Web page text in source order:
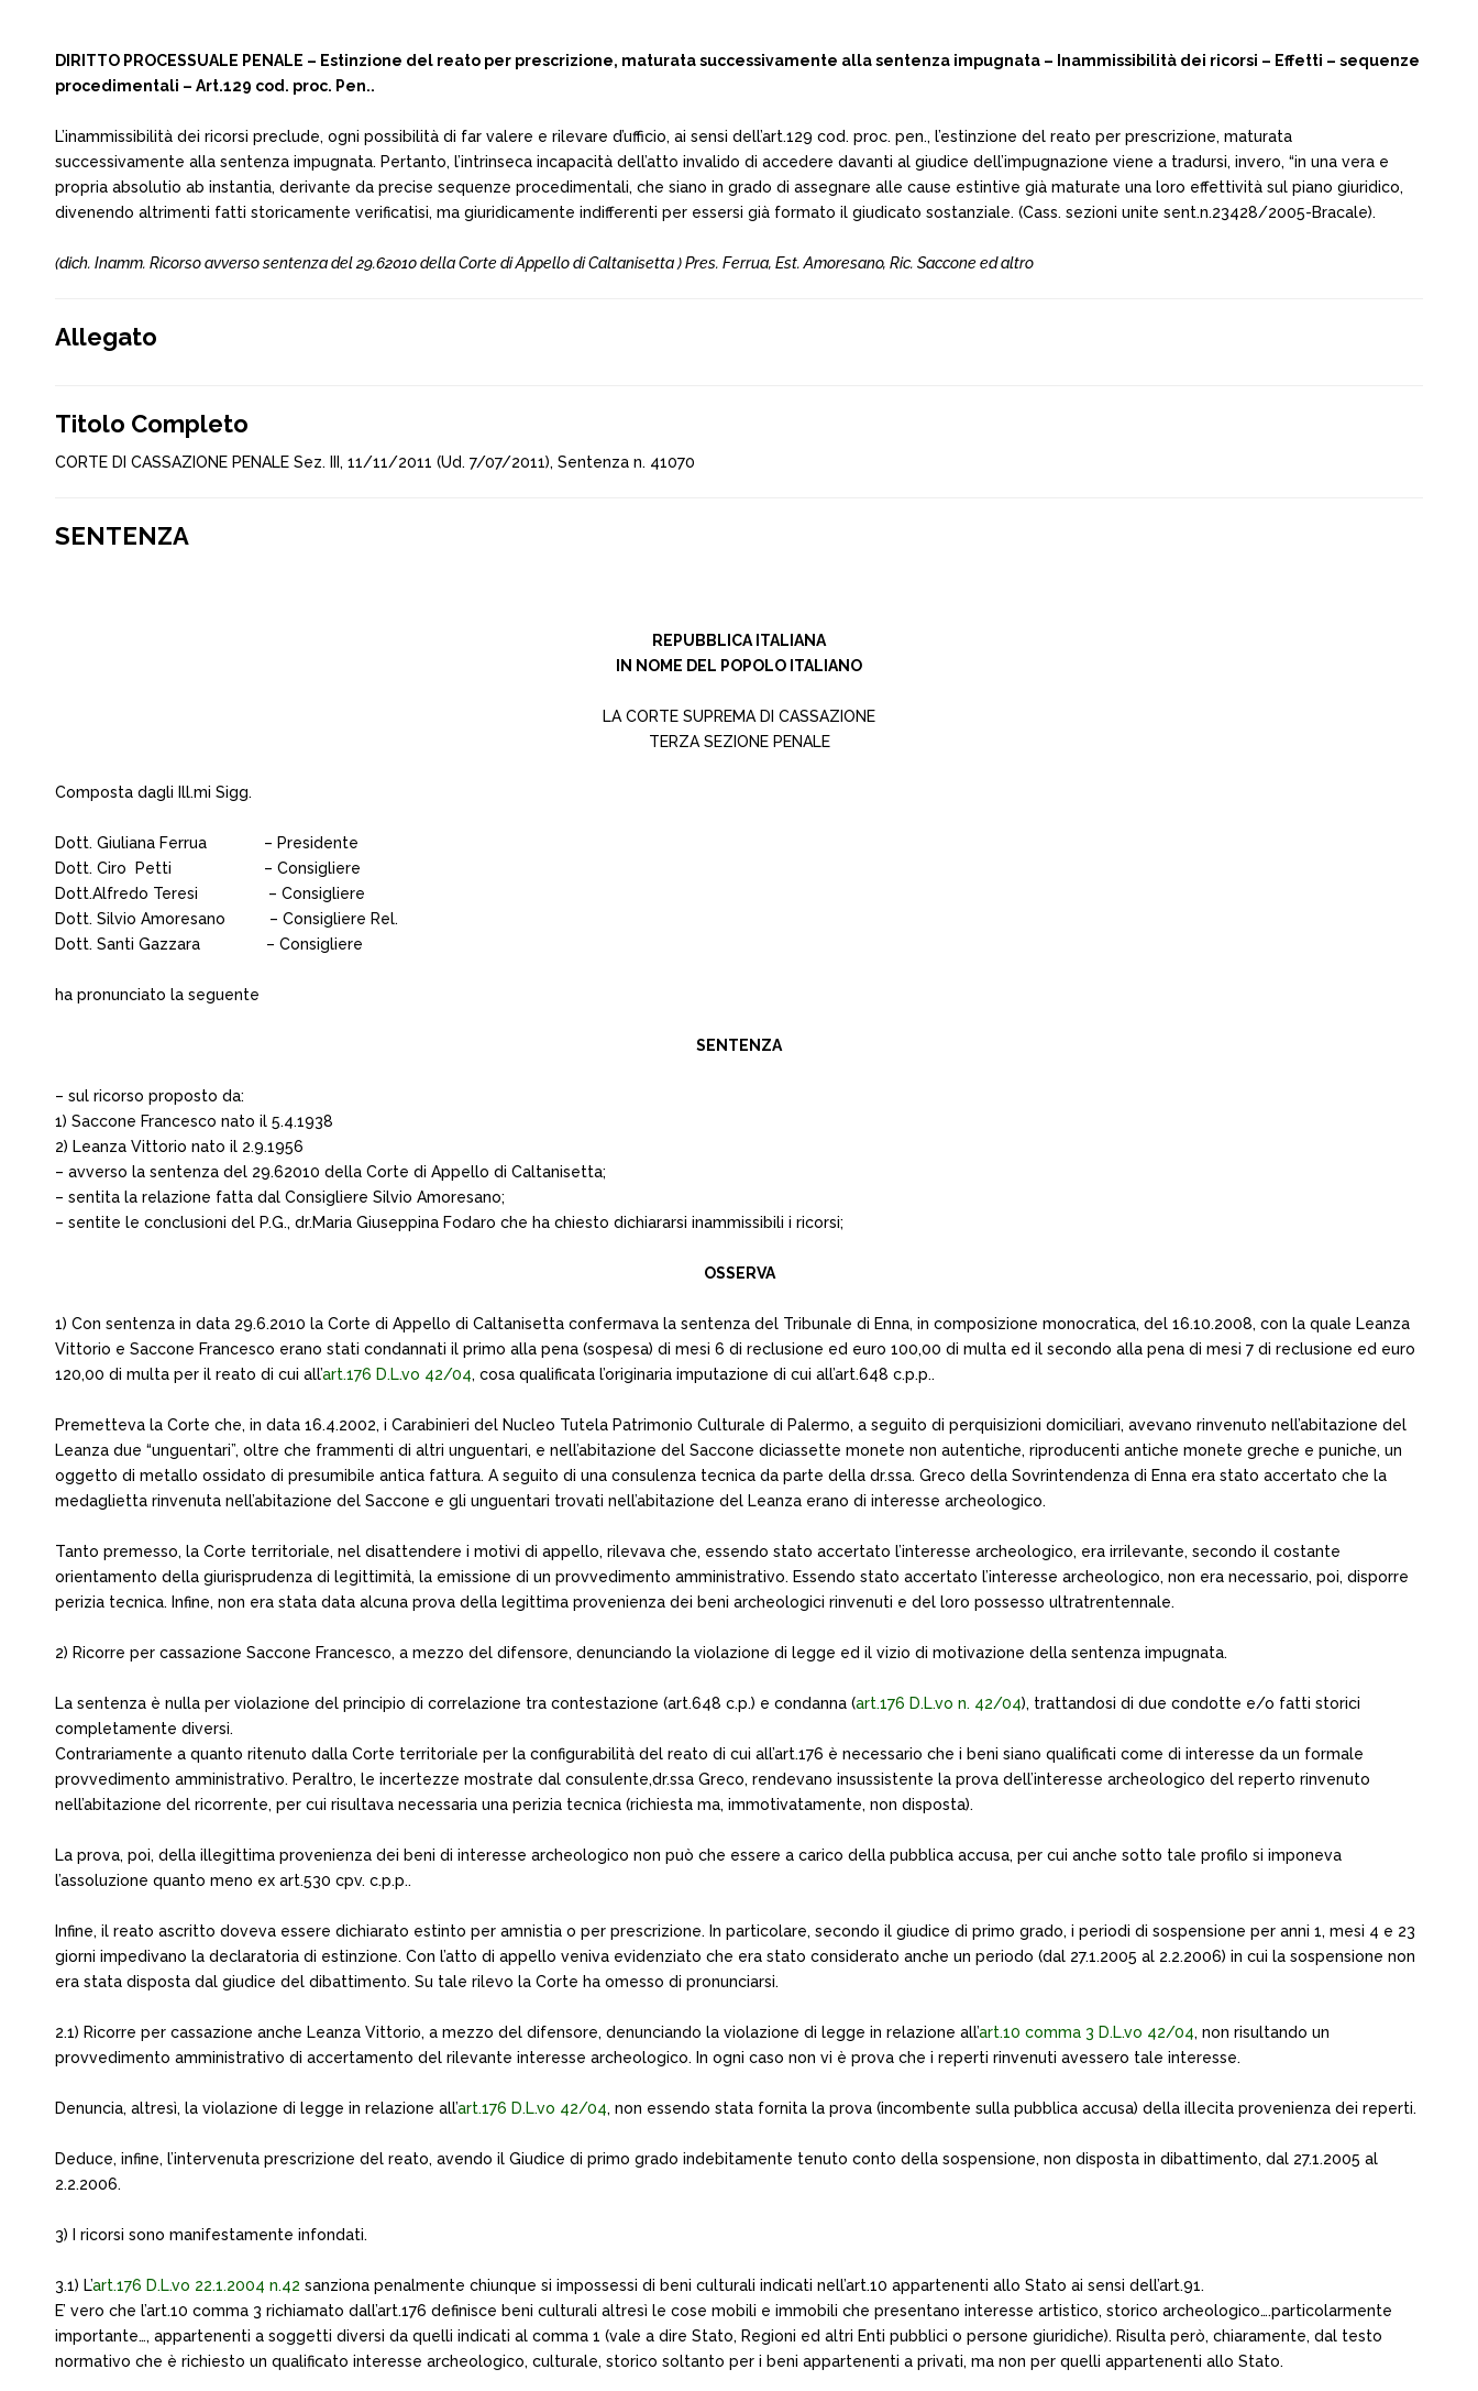
DIRITTO PROCESSUALE PENALE – Estinzione del reato per prescrizione, maturata successivamente alla sentenza impugnata – Inammissibilità dei ricorsi – Effetti – sequenze
procedimentali – Art.129 cod. proc. Pen..
L’inammissibilità dei ricorsi preclude, ogni possibilità di far valere e rilevare d’ufficio, ai sensi dell’art.129 cod. proc. pen., l’estinzione del reato per prescrizione, maturata
successivamente alla sentenza impugnata. Pertanto, l’intrinseca incapacità dell’atto invalido di accedere davanti al giudice dell’impugnazione viene a tradursi, invero, “in una vera e
propria absolutio ab instantia, derivante da precise sequenze procedimentali, che siano in grado di assegnare alle cause estintive già maturate una loro effettività sul piano giuridico,
divenendo altrimenti fatti storicamente verificatisi, ma giuridicamente indifferenti per essersi già formato il giudicato sostanziale. (Cass. sezioni unite sent.n.23428/2005-Bracale).
(dich. Inamm. Ricorso avverso sentenza del 29.62010 della Corte di Appello di Caltanisetta ) Pres. Ferrua, Est. Amoresano, Ric. Saccone ed altro
Allegato
Titolo Completo
CORTE DI CASSAZIONE PENALE Sez. III, 11/11/2011 (Ud. 7/07/2011), Sentenza n. 41070
SENTENZA
REPUBBLICA ITALIANA
IN NOME DEL POPOLO ITALIANO
LA CORTE SUPREMA DI CASSAZIONE
TERZA SEZIONE PENALE
Composta dagli Ill.mi Sigg.
Dott. Giuliana Ferrua – Presidente
Dott. Ciro Petti – Consigliere
Dott.Alfredo Teresi – Consigliere
Dott. Silvio Amoresano – Consigliere Rel.
Dott. Santi Gazzara – Consigliere
ha pronunciato la seguente
SENTENZA
– sul ricorso proposto da:
1) Saccone Francesco nato il 5.4.1938
2) Leanza Vittorio nato il 2.9.1956
– avverso la sentenza del 29.62010 della Corte di Appello di Caltanisetta;
– sentita la relazione fatta dal Consigliere Silvio Amoresano;
– sentite le conclusioni del P.G., dr.Maria Giuseppina Fodaro che ha chiesto dichiararsi inammissibili i ricorsi;
OSSERVA
1) Con sentenza in data 29.6.2010 la Corte di Appello di Caltanisetta confermava la sentenza del Tribunale di Enna, in composizione monocratica, del 16.10.2008, con la quale Leanza
Vittorio e Saccone Francesco erano stati condannati il primo alla pena (sospesa) di mesi 6 di reclusione ed euro 100,00 di multa ed il secondo alla pena di mesi 7 di reclusione ed euro
120,00 di multa per il reato di cui all’art.176 D.L.vo 42/04, cosa qualificata l’originaria imputazione di cui all’art.648 c.p.p..
Premetteva la Corte che, in data 16.4.2002, i Carabinieri del Nucleo Tutela Patrimonio Culturale di Palermo, a seguito di perquisizioni domiciliari, avevano rinvenuto nell’abitazione del
Leanza due “unguentari”, oltre che frammenti di altri unguentari, e nell’abitazione del Saccone diciassette monete non autentiche, riproducenti antiche monete greche e puniche, un
oggetto di metallo ossidato di presumibile antica fattura. A seguito di una consulenza tecnica da parte della dr.ssa. Greco della Sovrintendenza di Enna era stato accertato che la
medaglietta rinvenuta nell’abitazione del Saccone e gli unguentari trovati nell’abitazione del Leanza erano di interesse archeologico.
Tanto premesso, la Corte territoriale, nel disattendere i motivi di appello, rilevava che, essendo stato accertato l’interesse archeologico, era irrilevante, secondo il costante
orientamento della giurisprudenza di legittimità, la emissione di un provvedimento amministrativo. Essendo stato accertato l’interesse archeologico, non era necessario, poi, disporre
perizia tecnica. Infine, non era stata data alcuna prova della legittima provenienza dei beni archeologici rinvenuti e del loro possesso ultratrentennale.
2) Ricorre per cassazione Saccone Francesco, a mezzo del difensore, denunciando la violazione di legge ed il vizio di motivazione della sentenza impugnata.
La sentenza è nulla per violazione del principio di correlazione tra contestazione (art.648 c.p.) e condanna (art.176 D.L.vo n. 42/04), trattandosi di due condotte e/o fatti storici
completamente diversi.
Contrariamente a quanto ritenuto dalla Corte territoriale per la configurabilità del reato di cui all’art.176 è necessario che i beni siano qualificati come di interesse da un formale
provvedimento amministrativo. Peraltro, le incertezze mostrate dal consulente,dr.ssa Greco, rendevano insussistente la prova dell’interesse archeologico del reperto rinvenuto
nell’abitazione del ricorrente, per cui risultava necessaria una perizia tecnica (richiesta ma, immotivatamente, non disposta).
La prova, poi, della illegittima provenienza dei beni di interesse archeologico non può che essere a carico della pubblica accusa, per cui anche sotto tale profilo si imponeva
l’assoluzione quanto meno ex art.530 cpv. c.p.p..
Infine, il reato ascritto doveva essere dichiarato estinto per amnistia o per prescrizione. In particolare, secondo il giudice di primo grado, i periodi di sospensione per anni 1, mesi 4 e 23
giorni impedivano la declaratoria di estinzione. Con l’atto di appello veniva evidenziato che era stato considerato anche un periodo (dal 27.1.2005 al 2.2.2006) in cui la sospensione non
era stata disposta dal giudice del dibattimento. Su tale rilevo la Corte ha omesso di pronunciarsi.
2.1) Ricorre per cassazione anche Leanza Vittorio, a mezzo del difensore, denunciando la violazione di legge in relazione all’art.10 comma 3 D.L.vo 42/04, non risultando un
provvedimento amministrativo di accertamento del rilevante interesse archeologico. In ogni caso non vi è prova che i reperti rinvenuti avessero tale interesse.
Denuncia, altresì, la violazione di legge in relazione all’art.176 D.L.vo 42/04, non essendo stata fornita la prova (incombente sulla pubblica accusa) della illecita provenienza dei reperti.
Deduce, infine, l’intervenuta prescrizione del reato, avendo il Giudice di primo grado indebitamente tenuto conto della sospensione, non disposta in dibattimento, dal 27.1.2005 al
2.2.2006.
3) I ricorsi sono manifestamente infondati.
3.1) L’art.176 D.L.vo 22.1.2004 n.42 sanziona penalmente chiunque si impossessi di beni culturali indicati nell’art.10 appartenenti allo Stato ai sensi dell’art.91.
E’ vero che l’art.10 comma 3 richiamato dall’art.176 definisce beni culturali altresì le cose mobili e immobili che presentano interesse artistico, storico archeologico….particolarmente
importante…, appartenenti a soggetti diversi da quelli indicati al comma 1 (vale a dire Stato, Regioni ed altri Enti pubblici o persone giuridiche). Risulta però, chiaramente, dal testo
normativo che è richiesto un qualificato interesse archeologico, culturale, storico soltanto per i beni appartenenti a privati, ma non per quelli appartenenti allo Stato.